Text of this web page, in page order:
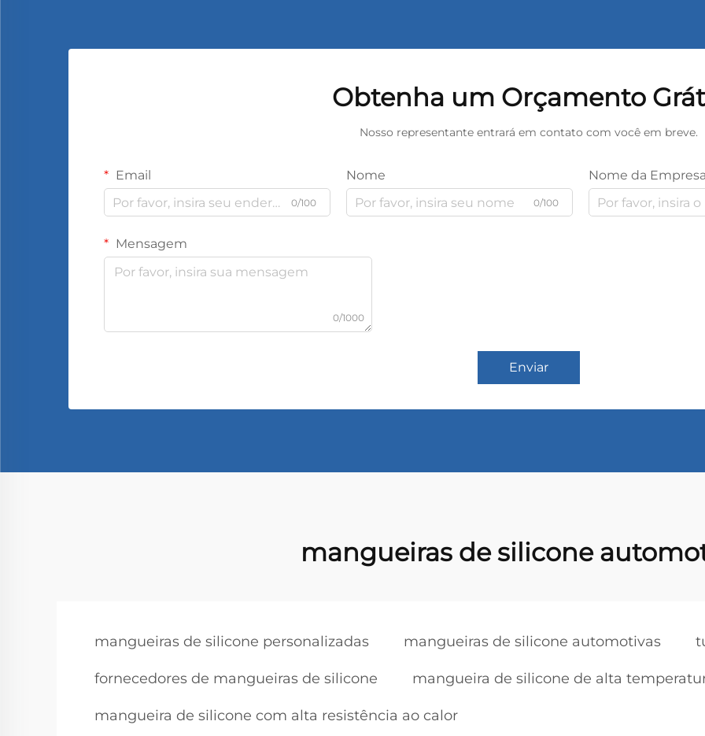
Obtenha um Orçamento
Nosso representante entrará em contato com você em breve.
Email
0/100
Nome
0/100
Nome da Empresa
Mensagem
0/1000
Enviar
mangueiras de silicone
mangueiras de silicone personalizadas mangueiras de silicone automotivas
fornecedores de mangueiras de silicone mangueira de silicone de alta
mangueira de silicone com alta resistência ao calor